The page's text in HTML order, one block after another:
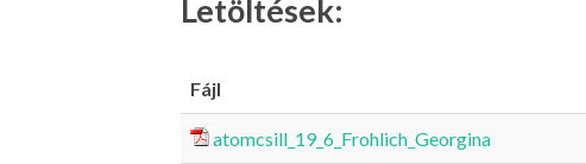
Letöltések:
Fájl
atomcsill_19_6_Frohlich_Georgina